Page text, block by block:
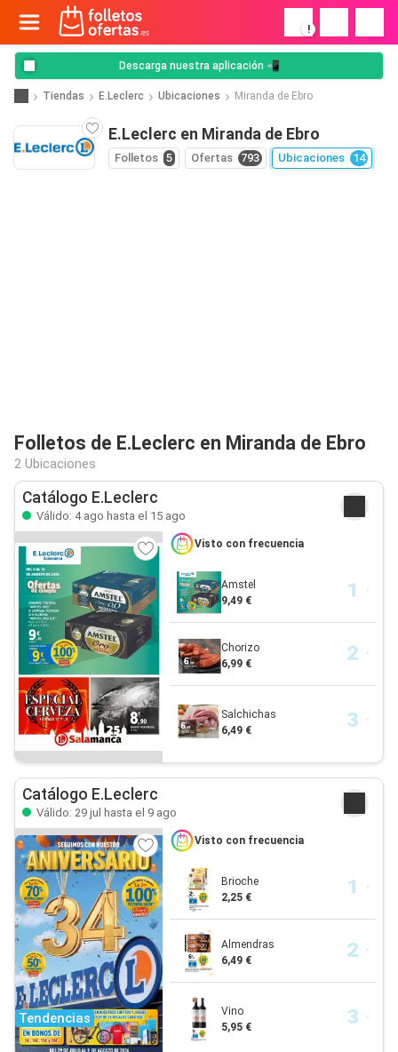
!
Descarga nuestra aplicación 📲
Tiendas E.Leclerc Ubicaciones Miranda de Ebro
E.Leclerc en Miranda de Ebro
Folletos 5 Ofertas 793 Ubicaciones 14
Folletos de E.Leclerc en Miranda de Ebro
2 Ubicaciones
Catálogo E.Leclerc
Válido: 4 ago hasta el 15 ago
Visto con frecuencia
Amstel
9,49 €
Chorizo
6,99 €
Salchichas
6,49 €
Catálogo E.Leclerc
Válido: 29 jul hasta el 9 ago
Tendencias
Visto con frecuencia
Brioche
2,25 €
Almendras
6,49 €
Vino
5,95 €